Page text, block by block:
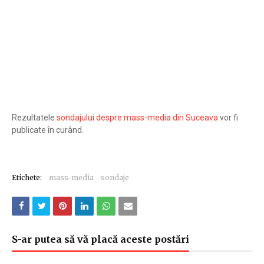
Rezultatele sondajului despre mass-media din Suceava vor fi
publicate în curând.
Etichete: mass-media sondaje
S-ar putea să vă placă aceste postări